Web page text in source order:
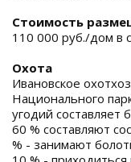
Стоимость
110 000 руб./дом в
Охота
Ивановское
Национального
угодий составляет
60 % составляют
% - занимают